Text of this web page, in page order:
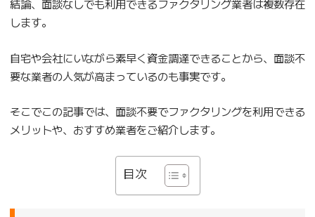
結論、面談なしでも利用できるファクタリング業者は複数存在
します。
自宅や会社にいながら素早く資金調達できることから、面談不
要な業者の人気が高まっているのも事実です。
そこでこの記事では、面談不要でファクタリングを利用できる
メリットや、おすすめ業者をご紹介します。
目次